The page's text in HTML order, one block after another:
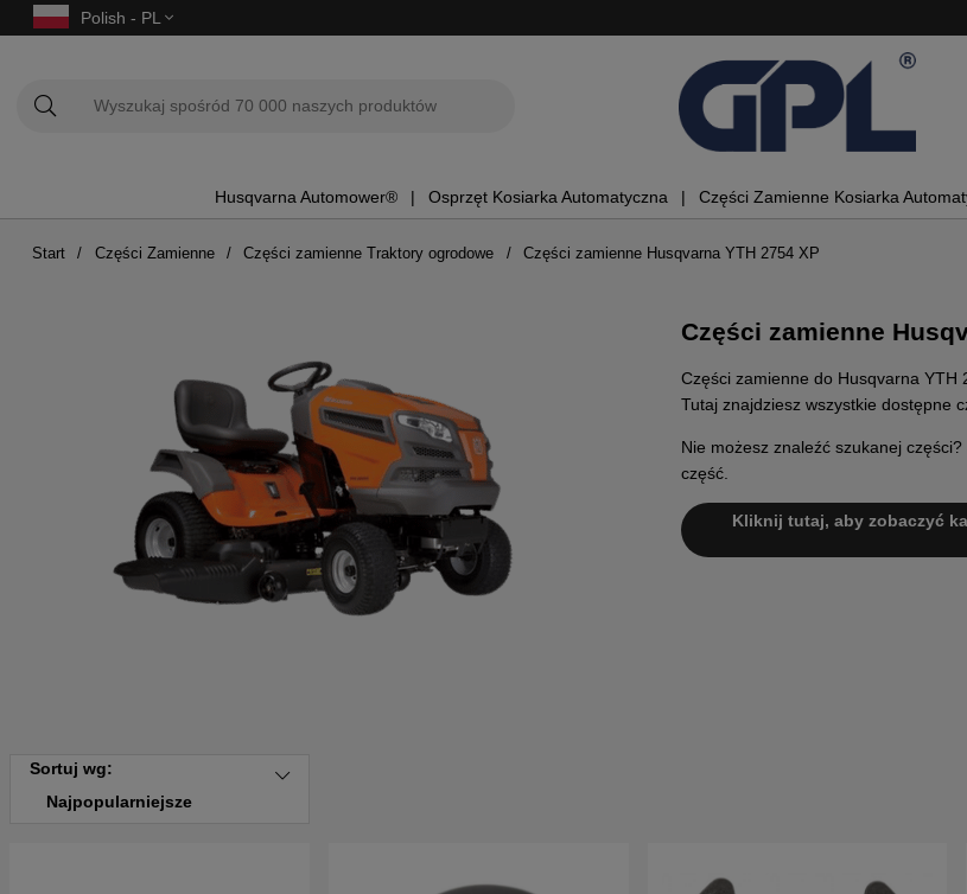
Polish - PL
Husqvarna Automower® Osprzęt Kosiarka Automatyczna Części Zamienne Kosiarka
Start Części Zamienne Części zamienne Traktory ogrodowe Części zamienne Husqvarna YTH 2754 XP
Części zamienne
Części zamienne do Husqvarna YTH
Tutaj znajdziesz wszystkie dostępne
Nie możesz znaleźć szukanej części?
część.
Kliknij tutaj, aby zobaczyć
Sortuj wg:
Najpopularniejsze